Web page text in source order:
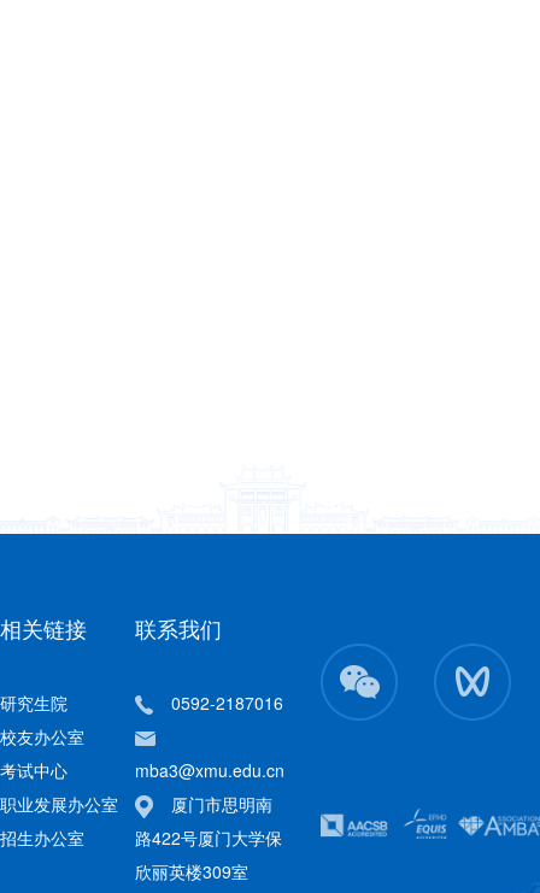
相关链接
研究生院
校友办公室
考试中心
职业发展办公室
招生办公室
联系我们
0592-2187016
mba3@xmu.edu.cn
厦门市思明南
路422号厦门大学保
欣丽英楼309室